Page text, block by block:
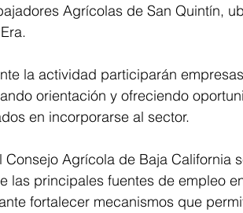
Agrícolas de San Quintín,
la actividad participarán
orientación y ofreciendo
en incorporarse al sector.
Agrícola de Baja California
las principales fuentes de empleo
fortalecer mecanismos que